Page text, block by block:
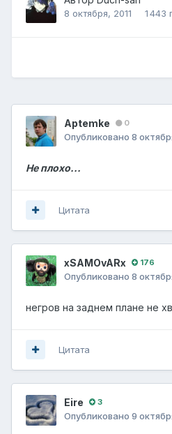
8 октября, 2011 1 443
Aptemke 0
Опубликовано 8
Не плохо...
Цитата
xSAMOvARx 176
Опубликовано 8
негров на заднем плане не
Цитата
Eire 3
Опубликовано 9